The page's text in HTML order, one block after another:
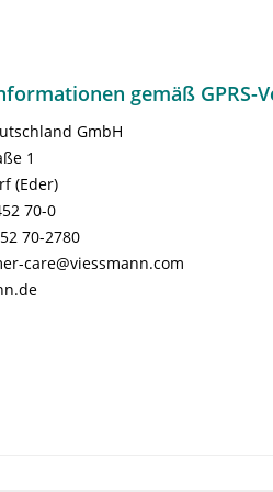
gemäß GPRS-
GmbH
1
(Eder)
70-0
70-2780
care@viessmann.com